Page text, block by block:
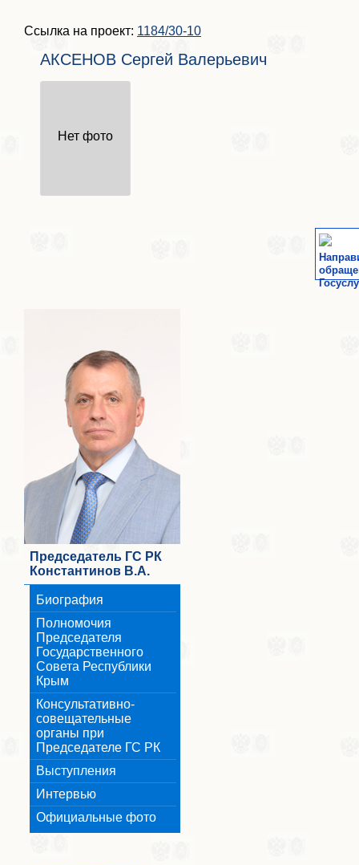
Ссылка на проект: 1184/30-10
АКСЕНОВ Сергей Валерьевич
Нет фото
Председатель ГС РК
Константинов В.А.
Биография
Полномочия
Председателя
Государственного
Совета Республики
Крым
Консультативно-
совещательные
органы при
Председателе ГС РК
Выступления
Интервью
Официальные фото